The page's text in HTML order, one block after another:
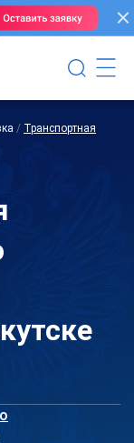
/ Транспортная